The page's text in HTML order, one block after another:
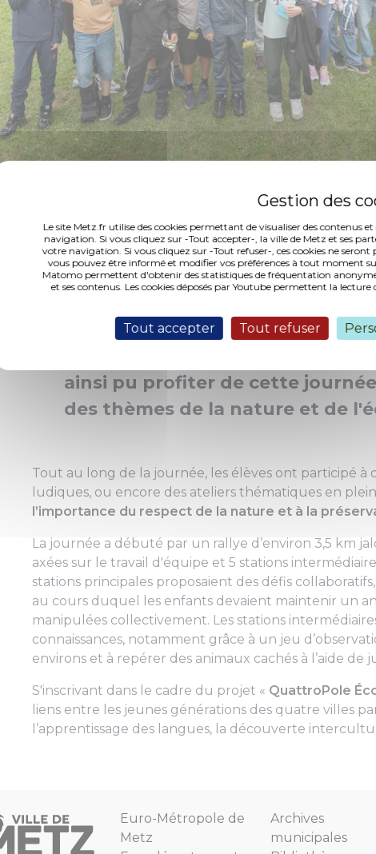
Le site Metz.fr utilise des cookies permettant de visualiser des contenus
navigation. Si vous cliquez sur -Tout accepter-, la ville de Metz et ses
votre navigation. Si vous cliquez sur -Tout refuser-, ces cookies ne seront
vous pouvez être informé et modifier vos préférences à tout moment
Matomo permettent d'obtenir des statistiques de fréquentation
et ses contenus. Les cookies déposés par Youtube permettent la
Tout accepter Tout refuser
(Photo 1 de 1) ©VDL-Phototheque-Eric-Jaerling
Le service Enseignement de la
classes issues des villes du
ainsi pu profiter de cette
des thèmes de la nature et de
Tout au long de la journée, les élèves ont participé à
ludiques, ou encore des ateliers thématiques en
l’importance du respect de la nature et à la
La journée a débuté par un rallye d’environ 3,5 km
axées sur le travail d'équipe et 5 stations
stations principales proposaient des défis
au cours duquel les enfants devaient maintenir un
manipulées collectivement. Les stations
connaissances, notamment grâce à un jeu
environs et à repérer des animaux cachés à l’aide de
S'inscrivant dans le cadre du projet « QuattroPole
liens entre les jeunes générations des quatre villes
l’apprentissage des langues, la découverte
Euro-Métropole de
Metz
Archives
municipales